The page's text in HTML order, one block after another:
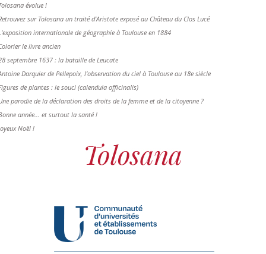
évolue !
sur Tolosana un traité d'Aristote exposé au Château du Clos Lucé
internationale de géographie à Toulouse en 1884
le livre ancien
septembre 1637 : la bataille de Leucate
Darquier de Pellepoix, l’observation du ciel à Toulouse au 18e siècle
de plantes : le souci (calendula officinalis)
parodie de la déclaration des droits de la femme et de la citoyenne ?
année... et surtout la santé !
Noël !